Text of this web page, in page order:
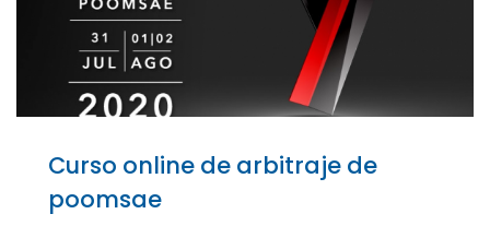
Curso online de arbitraje de
poomsae